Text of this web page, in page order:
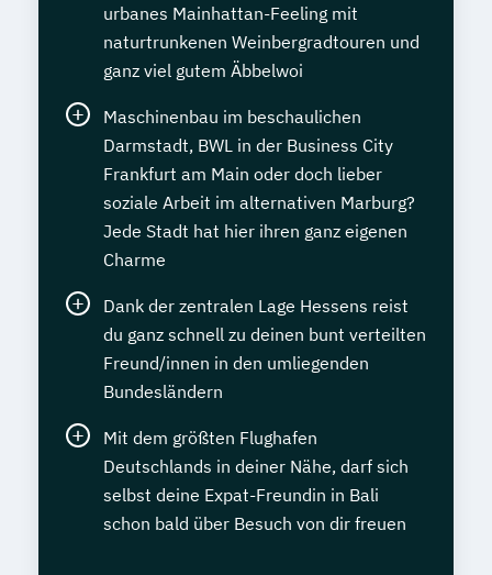
urbanes Mainhattan-Feeling mit
naturtrunkenen Weinbergradtouren und
ganz viel gutem Äbbelwoi
Maschinenbau im beschaulichen
Darmstadt, BWL in der Business City
Frankfurt am Main oder doch lieber
soziale Arbeit im alternativen Marburg?
Jede Stadt hat hier ihren ganz eigenen
Charme
Dank der zentralen Lage Hessens reist
du ganz schnell zu deinen bunt verteilten
Freund/innen in den umliegenden
Bundesländern
Mit dem größten Flughafen
Deutschlands in deiner Nähe, darf sich
selbst deine Expat-Freundin in Bali
schon bald über Besuch von dir freuen